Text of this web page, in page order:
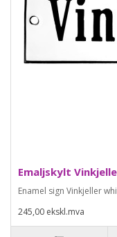
Emaljskylt
Enamel sign Vinkjeller
245,00 ekskl.mva